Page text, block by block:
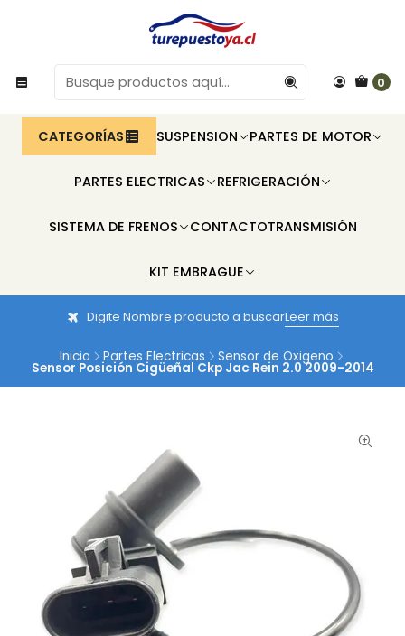
0
CATEGORÍAS SUSPENSION PARTES DE MOTOR
PARTES ELECTRICAS REFRIGERACIÓN
SISTEMA DE FRENOS CONTACTOTRANSMISIÓN
KIT EMBRAGUE
Digite Nombre producto a buscarLeer más
Inicio Partes Electricas Sensor de Oxigeno
Sensor Posición Cigüeñal Ckp Jac Rein 2.0 2009-2014